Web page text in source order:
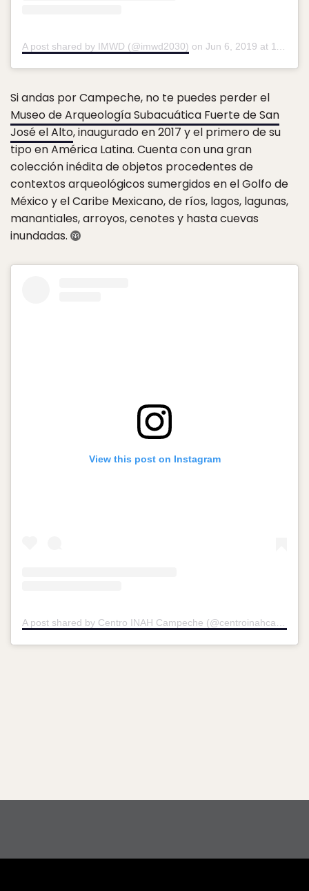
A post shared by IMWD (@imwd2030) on Jun 6, 2019 at 11:42am PDT
Si andas por Campeche, no te puedes perder el
Museo de Arqueología Subacuática Fuerte de San
José el Alto, inaugurado en 2017 y el primero de su
tipo en América Latina. Cuenta con una gran
colección inédita de objetos procedentes de
contextos arqueológicos sumergidos en el Golfo de
México y el Caribe Mexicano, de ríos, lagos, lagunas,
manantiales, arroyos, cenotes y hasta cuevas
inundadas.
View this post on Instagram